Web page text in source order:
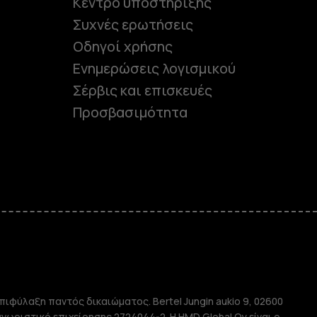
Συχνές ερωτήσεις
Οδηγοί χρήσης
Ενημερώσεις λογισμικού
Σέρβις και επισκευές
Προσβασιμότητα
παντός δικαιώματος. Bertel Jungin aukio 9, 02600